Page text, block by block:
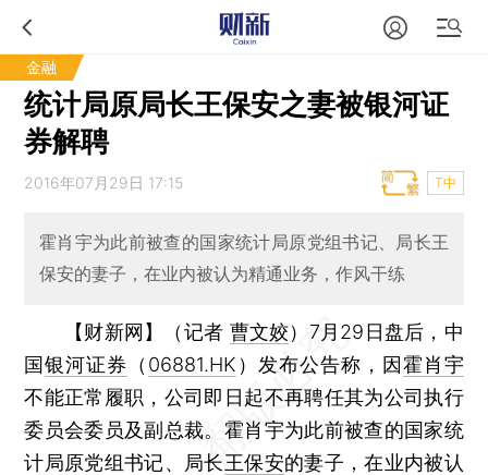
金融
统计局原局长王保安之妻被银河证
券解聘
2016年07月29日 17:15 T中
霍肖宇为此前被查的国家统计局原党组书记、局长王
保安的妻子，在业内被认为精通业务，作风干练
【财新网】（记者 曹文姣） 7月29日盘后，中
国银河证券 （ 06881.HK ）发布公告称，因霍肖宇
不能正常履职，公司即日起不再聘任其为公司执行
委员会委员及副总裁。霍肖宇为此前被查的国家统
计局原党组书记、局长王保安的妻子，在业内被认